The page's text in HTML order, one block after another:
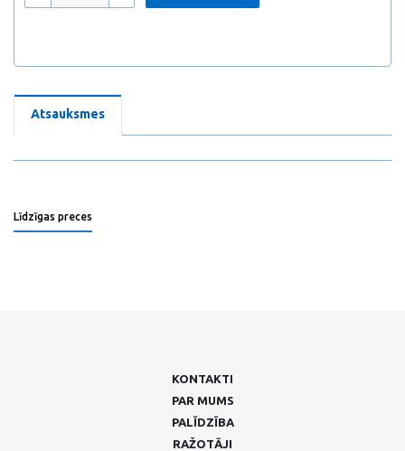
Atsauksmes
Līdzīgas preces
KONTAKTI
PAR MUMS
PALĪDZĪBA
RAŽOTĀJI